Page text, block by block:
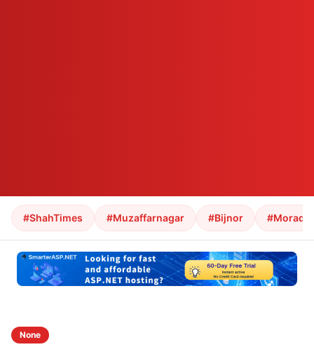
#ShahTimes #Muzaffarnagar #Bijnor
None